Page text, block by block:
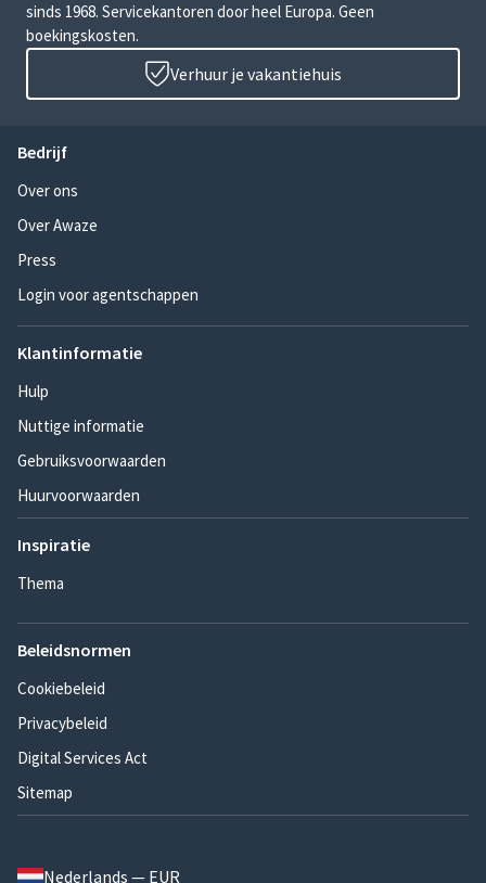
sinds 1968. Servicekantoren door heel Europa. Geen
boekingskosten.
Verhuur je vakantiehuis
Bedrijf
Over ons
Over Awaze
Press
Login voor agentschappen
Klantinformatie
Hulp
Nuttige informatie
Gebruiksvoorwaarden
Huurvoorwaarden
Inspiratie
Thema
Beleidsnormen
Cookiebeleid
Privacybeleid
Digital Services Act
Sitemap
Nederlands — EUR